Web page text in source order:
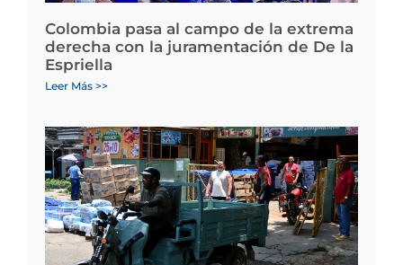
Colombia pasa al campo de la extrema
derecha con la juramentación de De la
Espriella
Leer Más >>